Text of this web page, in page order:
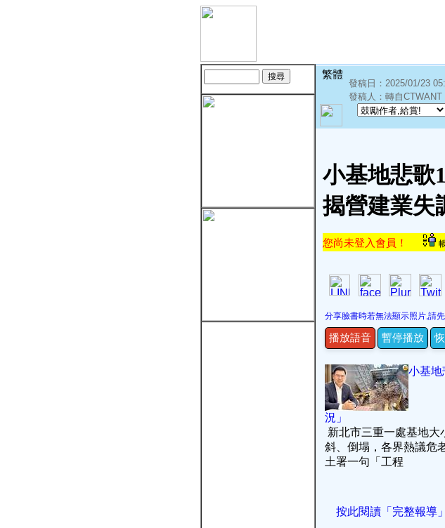
繁體
發稿日：2025/01/23
發稿人：轉自
小基地悲歌
揭營建業失
您尚未登入會員！
分享臉書時若無法顯示照片,請
播放語音 暫停播放
小基地
況」
新北市三重一處基地大
斜、倒塌，各界熱議危
土署一句「工程
按此閱讀「完整報導」